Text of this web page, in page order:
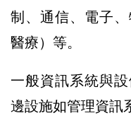
制、通信、電子、
醫療）等。
一般資訊系統與
邊設施如管理資訊